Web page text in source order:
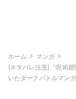
ホーム
マンガ
[ネタバレ注意]『呪術
いたダークバトルマンガ